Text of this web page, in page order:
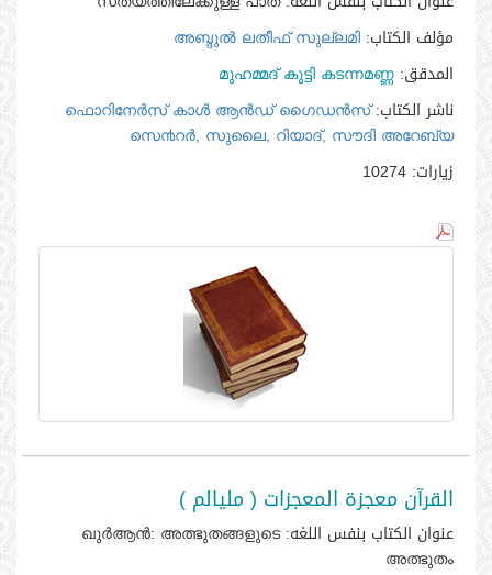
مؤلف الكتاب: അബ്ദുല്‍ ലതീഫ്‌ സുല്ലമി
المدقق: മുഹമ്മദ്‌ കുട്ടി കടന്നമണ്ണ
ناشر الكتاب: ഫൊറിനേര്‍സ്‌ കാള്‍ ആന്‍ഡ്‌ ഗൈഡന്‍സ്‌
സെ൯റര്‍, സുലൈ, റിയാദ്‌, സൗദി അറേബ്യ
زيارات:
القرآن معجزة المعجزات ( مليالم )
عنوان الكتاب بنفس اللغه: ഖുര്‍ആന്‍: അത്ഭുതങ്ങളുടെ
അത്ഭുതം